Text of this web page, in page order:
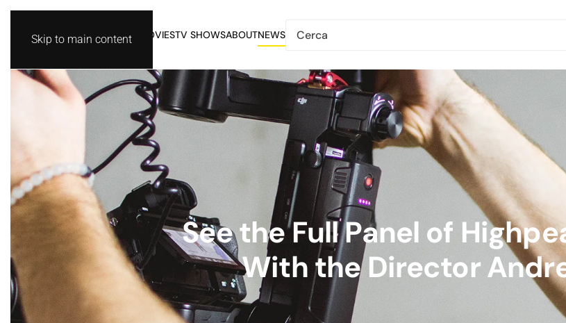
Skip to main content MOVIESTV SHOWSABOUTNEWS
See the Full Panel of
With the Director